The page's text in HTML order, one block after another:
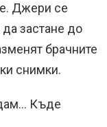
Джери се
застане до
брачните
снимки.
Къде